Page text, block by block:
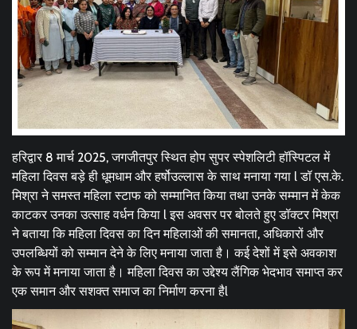
हरिद्वार 8 मार्च 2025, जगजीतपुर स्थित होप सुपर स्पेशलिटी हॉस्पिटल में
महिला दिवस बड़े ही धूमधाम और हर्षोउल्लास के साथ मनाया गया l डॉ एस.के.
मिश्रा ने समस्त महिला स्टाफ को सम्मानित किया तथा उनके सम्मान में केक
काटकर उनका उत्साह वर्धन किया l इस अवसर पर बोलते हुए डॉक्टर मिश्रा
ने बताया कि महिला दिवस का दिन महिलाओं की समानता, अधिकारों और
उपलब्धियों को सम्मान देने के लिए मनाया जाता है। कई देशों में इसे अवकाश
के रूप में मनाया जाता है। महिला दिवस का उद्देश्य लैंगिक भेदभाव समाप्त कर
एक समान और सशक्त समाज का निर्माण करना हैl